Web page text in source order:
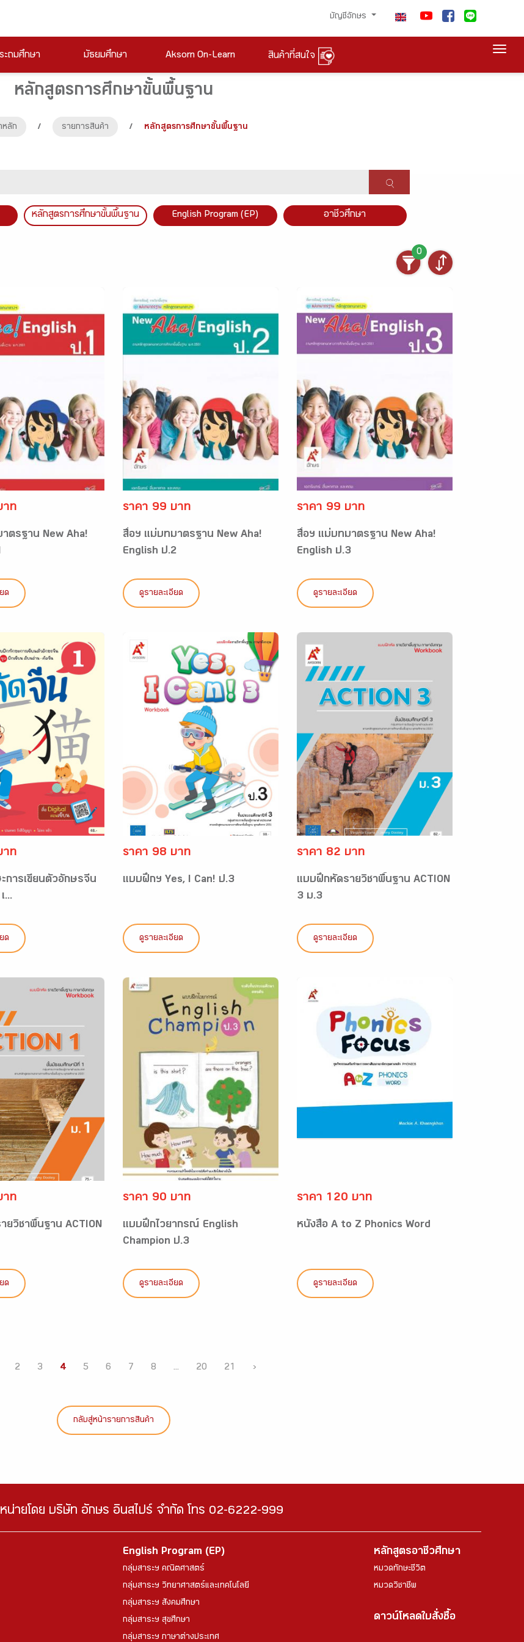
บัญชีอักษร
ะถมศึกษา มัธยมศึกษา Aksorn On-Learn สินค้าที่สนใจ
หลักสูตรการศึกษาขั้นพื้นฐาน
หลัก / รายการสินค้า / หลักสูตรการศึกษาขั้นพื้นฐาน
หลักสูตรการศึกษาขั้นพื้นฐาน English Program (EP) อาชีวศึกษา
0
าท
ตรฐาน New Aha!
ด
ราคา 99 บาท
สื่อฯ แม่บทมาตรฐาน New Aha!
English ป.2
ดูรายละเอียด
ราคา 99 บาท
สื่อฯ แม่บทมาตรฐาน New Aha!
English ป.3
ดูรายละเอียด
าท
การเขียนตัวอักษรจีน
...
ด
ราคา 98 บาท
แบบฝึกฯ Yes, I Can! ป.3
ดูรายละเอียด
ราคา 82 บาท
แบบฝึกหัดรายวิชาพื้นฐาน ACTION
3 ม.3
ดูรายละเอียด
าท
ยวิชาพื้นฐาน ACTION
ด
ราคา 90 บาท
แบบฝึกไวยากรณ์ English
Champion ป.3
ดูรายละเอียด
ราคา 120 บาท
หนังสือ A to Z Phonics Word
ดูรายละเอียด
2 3 4 5 6 7 8 ... 20 21 ›
กลับสู่หน้ารายการสินค้า
น่ายโดย บริษัท อักษร อินสไปร์ จำกัด โทร 02-6222-999
English Program (EP)
กลุ่มสาระฯ คณิตศาสตร์
กลุ่มสาระฯ วิทยาศาสตร์และเทคโนโลยี
กลุ่มสาระฯ สังคมศึกษา
กลุ่มสาระฯ สุขศึกษา
กลุ่มสาระฯ ภาษาต่างประเทศ
หลักสูตรอาชีวศึกษา
หมวดทักษะชีวิต
หมวดวิชาชีพ
ดาวน์โหลดใบสั่งซื้อ